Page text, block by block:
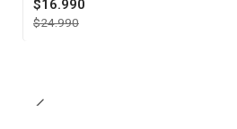
$16.990
$24.990